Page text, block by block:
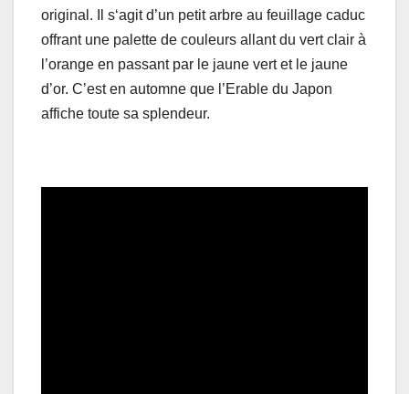
original. Il s‘agit d’un petit arbre au feuillage caduc
offrant une palette de couleurs allant du vert clair à
l’orange en passant par le jaune vert et le jaune
d’or. C’est en automne que l’Erable du Japon
affiche toute sa splendeur.